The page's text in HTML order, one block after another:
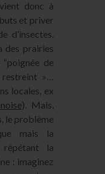
donc à
et priver
d’insectes.
des prairies
de
restreint »…
locales, ex
). Mais,
le problème
mais la
répétant la
: imaginez